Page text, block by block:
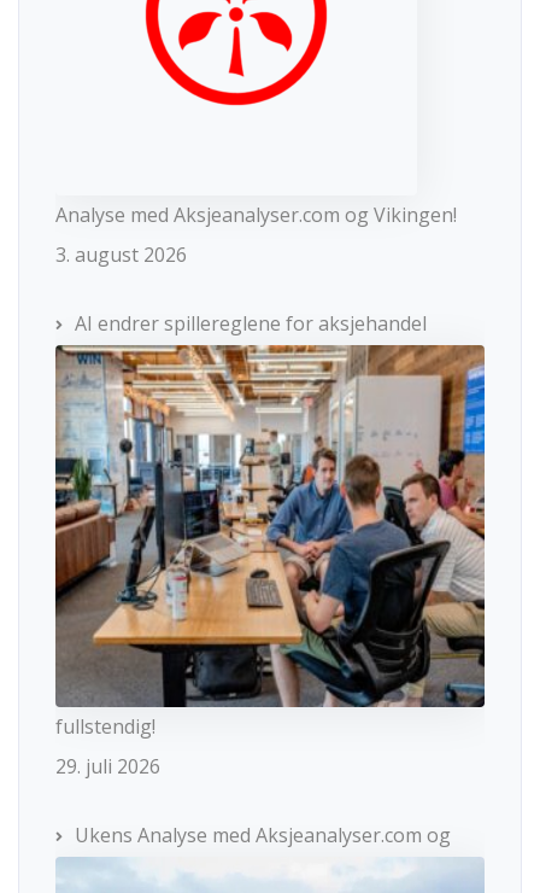
Analyse med Aksjeanalyser.com og Vikingen!
3. august 2026
AI endrer spillereglene for aksjehandel
fullstendig!
29. juli 2026
Ukens Analyse med Aksjeanalyser.com og